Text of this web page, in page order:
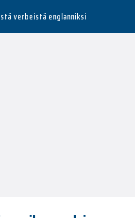
verbeistä englanniksi